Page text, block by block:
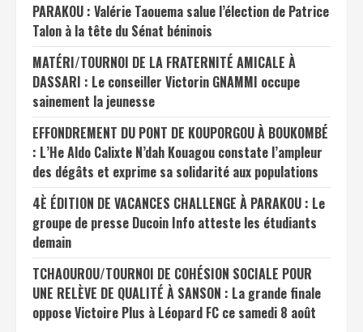
PARAKOU : Valérie Taouema salue l’élection de Patrice
Talon à la tête du Sénat béninois
MATÉRI/TOURNOI DE LA FRATERNITÉ AMICALE À
DASSARI : Le conseiller Victorin GNAMMI occupe
sainement la jeunesse
EFFONDREMENT DU PONT DE KOUPORGOU À BOUKOMBÉ
: L’He Aldo Calixte N’dah Kouagou constate l’ampleur
des dégâts et exprime sa solidarité aux populations
4È ÉDITION DE VACANCES CHALLENGE À PARAKOU : Le
groupe de presse Ducoin Info atteste les étudiants
demain
TCHAOUROU/TOURNOI DE COHÉSION SOCIALE POUR
UNE RELÈVE DE QUALITÉ À SANSON : La grande finale
oppose Victoire Plus à Léopard FC ce samedi 8 août